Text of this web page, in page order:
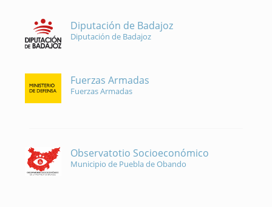
Diputación de Badajoz
Diputación de Badajoz
Fuerzas Armadas
Fuerzas Armadas
Observatotio Socioeconómico
Municipio de Puebla de Obando